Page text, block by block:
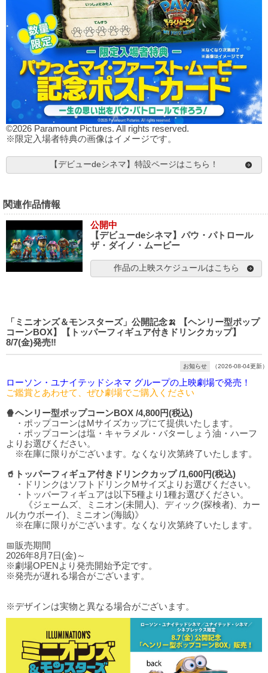
©2026 Paramount Pictures. All rights reserved.
※限定入場者特典の画像はイメージです。
【デビューdeシネマ】特設ページはこちら！
関連作品情報
公開中
【デビューdeシネマ】パウ・パトロール
ザ・ダイノ・ムービー
作品の上映スケジュールはこちら
「ミニオンズ＆モンスターズ」公開記念🍌 【ヘンリー型ポップ
コーンBOX】【トッパーフィギュア付きドリンクカップ】
8/7(金)発売‼️
お知らせ （2026-08-04更新）
ローソン・ユナイテッドシネマ グループの上映劇場で発売！
ご鑑賞とあわせて、ぜひ劇場でご購入ください
🍿ヘンリー型ポップコーンBOX /4,800円(税込)
・ポップコーンはMサイズカップにて提供いたします。
・ポップコーンは塩・キャラメル・バターしょう油・ハーフ
よりお選びください。
※在庫に限りがございます。なくなり次第終了いたします。
🥤トッパーフィギュア付きドリンクカップ /1,600円(税込)
・ドリンクはソフトドリンクMサイズよりお選びください。
・トッパーフィギュアは以下5種より1種お選びください。
《ジェームズ、ミニオン(未開人)、ディック(探検者)、カー
ル(カウボーイ)、ミニオン(海賊)》
※在庫に限りがございます。なくなり次第終了いたします。
📅販売期間
2026年8月7日(金)～
※劇場OPENより発売開始予定です。
※発売が遅れる場合がございます。
※デザインは実物と異なる場合がございます。